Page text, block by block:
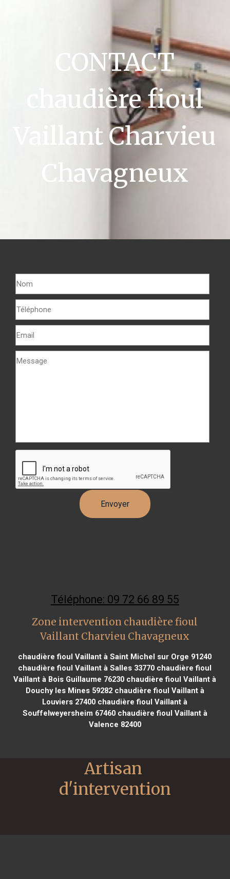
CONTACT
chaudière fioul
Vaillant Charvieu
Chavagneux
Téléphone: 09 72 66 89 55
Zone intervention chaudière fioul
Vaillant Charvieu Chavagneux
chaudière fioul Vaillant à Saint Michel sur Orge 91240
chaudière fioul Vaillant à Salles 33770 chaudière fioul
Vaillant à Bois Guillaume 76230 chaudière fioul Vaillant à
Douchy les Mines 59282chaudière fioul Vaillant à
Louviers 27400 chaudière fioul Vaillant à
Souffelweyersheim 67460chaudière fioul Vaillant à
Valence 82400
Artisan
d'intervention